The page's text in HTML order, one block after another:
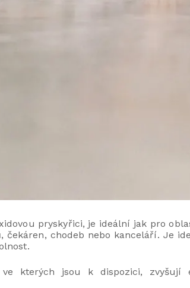
pryskyřici, je ideální jak pro
čekáren, chodeb nebo kanceláří. Je
kterých jsou k dispozici, zvyšují